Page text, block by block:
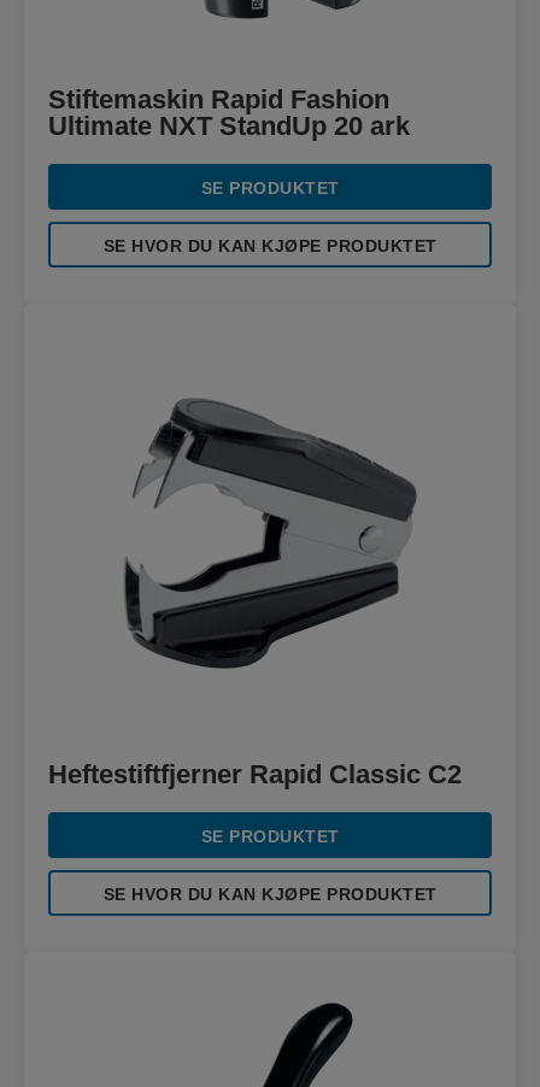
Stiftemaskin Rapid Fashion
Ultimate NXT StandUp 20 ark
SE PRODUKTET
SE HVOR DU KAN KJØPE PRODUKTET
Heftestiftfjerner Rapid Classic C2
SE PRODUKTET
SE HVOR DU KAN KJØPE PRODUKTET